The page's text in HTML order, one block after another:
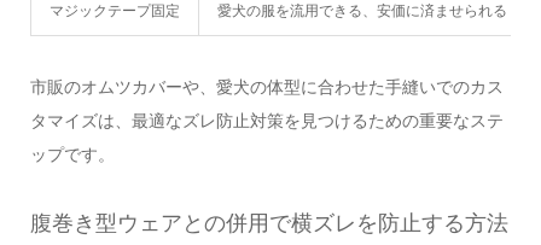
マジックテープ固定 愛犬の服を流用できる、安価に済ませられる
市販のオムツカバーや、愛犬の体型に合わせた手縫いでのカス
タマイズは、最適なズレ防止対策を見つけるための重要なステ
ップです。
腹巻き型ウェアとの併用で横ズレを防止する方法